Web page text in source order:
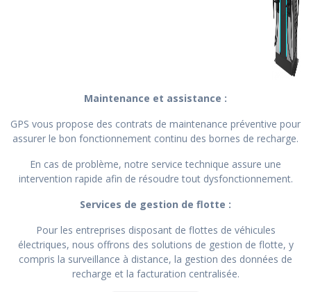
Maintenance et assistance :
GPS vous propose des contrats de maintenance préventive pour
assurer le bon fonctionnement continu des bornes de recharge.
En cas de problème, notre service technique assure une
intervention rapide afin de résoudre tout dysfonctionnement.
Services de gestion de flotte :
Pour les entreprises disposant de flottes de véhicules
électriques, nous offrons des solutions de gestion de flotte, y
compris la surveillance à distance, la gestion des données de
recharge et la facturation centralisée.